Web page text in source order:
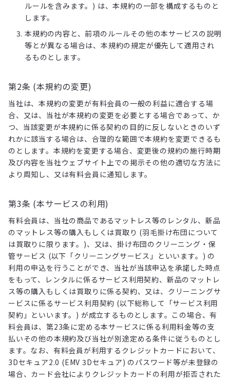
ルールを含みます。) は、本規約の一部を構成するものと
します。
本規約の内容と、前項のルールその他の本サービスの説明
等とが異なる場合は、本規約の規定が優先して適用され
るものとします。
第2条 (本規約の変更)
当社は、本規約の変更が有料会員の一般の利益に適合する場
合、又は、当社が本規約の変更を必要とする場合であって、か
つ、当該変更が本規約に係る契約の目的に反しないときのいず
れかに該当する場合は、合理的な範囲で本規約を変更できるも
のとします。本規約を変更する場合、変更後の規約の施行時期
及び内容を当社ウェブサイト上での掲示その他の適切な方法に
より周知し、又は有料会員に通知します。
第3条 (本サービスの利用)
有料会員は、当社の商品であるマットレス等のレンタル、新品
のマットレス等の購入もしくは買取り (羽毛掛け布団について
は買取りに限ります。)、又は、掛け布団のクリーニング・保
管サービス (以下「クリーニングサービス」といいます。) の
利用の申込を行うことができ、当社が当該申込を承諾した時点
をもって、レンタルに係るサービス利用契約、新品のマットレ
ス等の購入もしくは買取りに係る契約、又は、クリーニングサ
ービスに係るサービス利用契約 (以下総称して「サービス利用
契約」といいます。) が成立するものとします。この場合、有
料会員は、第23条に定める本サービスに係る利用料金等の支
払いその他の本規約及び当社が別途定める条件に従うものとし
ます。なお、有料会員が利用するクレジットカードにおいて、
3Dセキュア2.0 (EMV 3Dセキュア) のパスワード等が未登録の
場合、カード会社によりクレジットカードの利用が拒否された